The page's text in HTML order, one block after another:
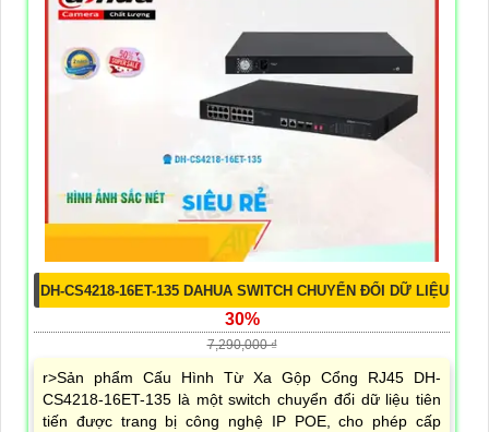
DH-CS4218-16ET-135 DAHUA SWITCH CHUYỂN ĐỔI DỮ LIỆU
30%
7,290,000 ₫
r>Sản phẩm Cấu Hình Từ Xa Gộp Cổng RJ45 DH-
CS4218-16ET-135 là một switch chuyển đổi dữ liệu tiên
tiến được trang bị công nghệ IP POE, cho phép cấp